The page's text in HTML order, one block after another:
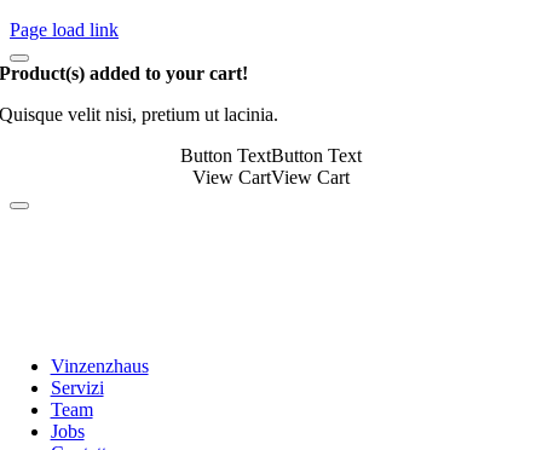
Page load link
Product(s) added to your cart!
Quisque velit nisi, pretium ut lacinia.
Button TextButton Text
View CartView Cart
Vinzenzhaus
Servizi
Team
Jobs